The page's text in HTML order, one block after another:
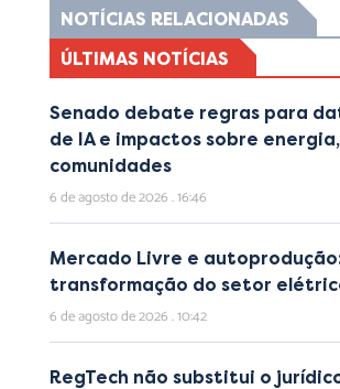
NOTÍCIAS RELACIONADAS
ÚLTIMAS NOTÍCIAS
Senado debate regras para
de IA e impactos sobre
comunidades
6 de agosto de 2026 16:46
Mercado Livre e
transformação do setor
6 de agosto de 2026 10:42
RegTech não substitui o